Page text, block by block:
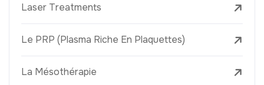
Laser Treatments
Le PRP (Plasma Riche En Plaquettes)
La Mésothérapie